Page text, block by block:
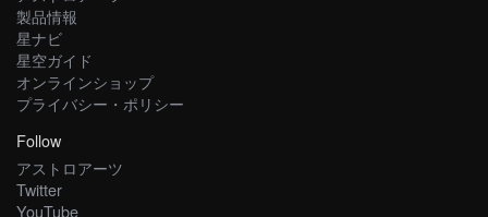
製品情報
星ナビ
星空ガイド
オンラインショップ
プライバシー・ポリシー
Follow
アストロアーツ
Twitter
YouTube